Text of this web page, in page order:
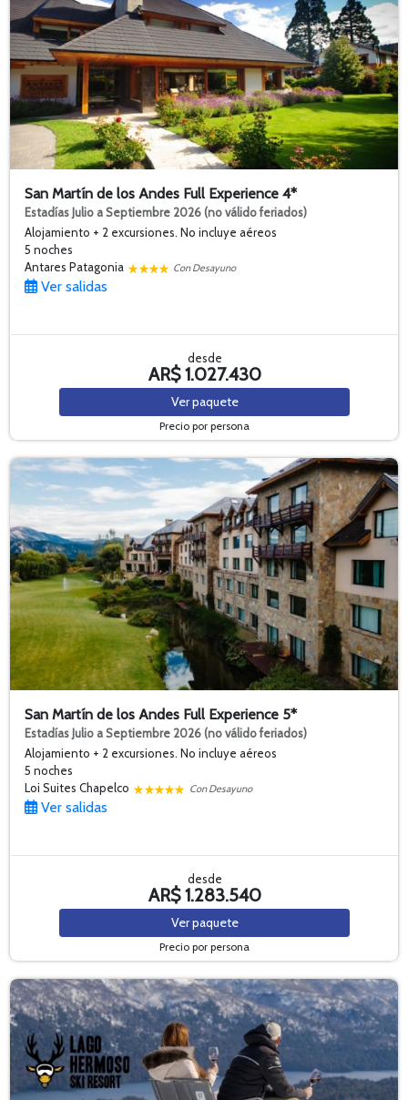
San Martín de los Andes Full Experience 4*
Estadías Julio a Septiembre 2026 (no válido feriados)
Alojamiento + 2 excursiones. No incluye aéreos
5 noches
Antares Patagonia
Con Desayuno
Ver salidas
desde
AR$ 1.027.430
Verpaquete
Precio por persona
San Martín de los Andes Full Experience 5*
Estadías Julio a Septiembre 2026 (no válido feriados)
Alojamiento + 2 excursiones. No incluye aéreos
5 noches
Loi Suites Chapelco
Con Desayuno
Ver salidas
desde
AR$ 1.283.540
Verpaquete
Precio por persona